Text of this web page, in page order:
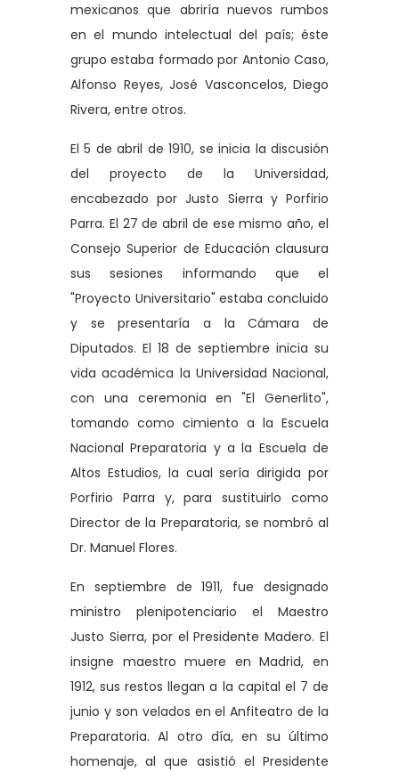
mexicanos que abriría nuevos rumbos
en el mundo intelectual del país; éste
grupo estaba formado por Antonio Caso,
Alfonso Reyes, José Vasconcelos, Diego
Rivera, entre otros.
El 5 de abril de 1910, se inicia la discusión
del proyecto de la Universidad,
encabezado por Justo Sierra y Porfirio
Parra. El 27 de abril de ese mismo año, el
Consejo Superior de Educación clausura
sus sesiones informando que el
"Proyecto Universitario" estaba concluido
y se presentaría a la Cámara de
Diputados. El 18 de septiembre inicia su
vida académica la Universidad Nacional,
con una ceremonia en "El Generlito",
tomando como cimiento a la Escuela
Nacional Preparatoria y a la Escuela de
Altos Estudios, la cual sería dirigida por
Porfirio Parra y, para sustituirlo como
Director de la Preparatoria, se nombró al
Dr. Manuel Flores.
En septiembre de 1911, fue designado
ministro plenipotenciario el Maestro
Justo Sierra, por el Presidente Madero. El
insigne maestro muere en Madrid, en
1912, sus restos llegan a la capital el 7 de
junio y son velados en el Anfiteatro de la
Preparatoria. Al otro día, en su último
homenaje, al que asistió el Presidente